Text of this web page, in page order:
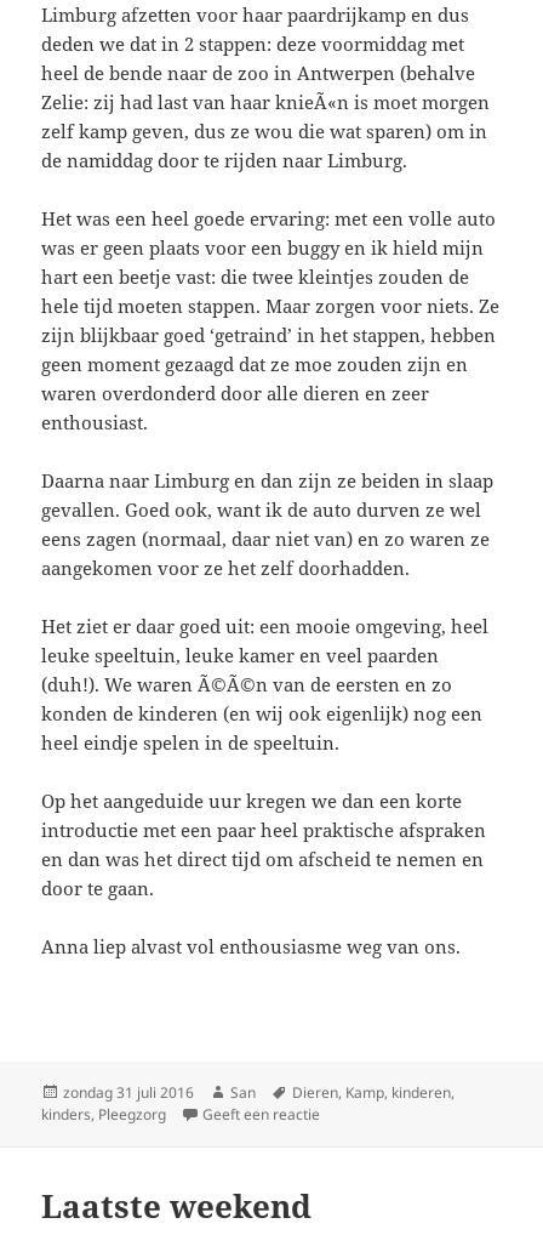
Limburg afzetten voor haar paardrijkamp en dus
deden we dat in 2 stappen: deze voormiddag met
heel de bende naar de zoo in Antwerpen (behalve
Zelie: zij had last van haar knieÃ«n is moet morgen
zelf kamp geven, dus ze wou die wat sparen) om in
de namiddag door te rijden naar Limburg.
Het was een heel goede ervaring: met een volle auto
was er geen plaats voor een buggy en ik hield mijn
hart een beetje vast: die twee kleintjes zouden de
hele tijd moeten stappen. Maar zorgen voor niets. Ze
zijn blijkbaar goed ‘getraind’ in het stappen, hebben
geen moment gezaagd dat ze moe zouden zijn en
waren overdonderd door alle dieren en zeer
enthousiast.
Daarna naar Limburg en dan zijn ze beiden in slaap
gevallen. Goed ook, want ik de auto durven ze wel
eens zagen (normaal, daar niet van) en zo waren ze
aangekomen voor ze het zelf doorhadden.
Het ziet er daar goed uit: een mooie omgeving, heel
leuke speeltuin, leuke kamer en veel paarden
(duh!). We waren Ã©Ã©n van de eersten en zo
konden de kinderen (en wij ook eigenlijk) nog een
heel eindje spelen in de speeltuin.
Op het aangeduide uur kregen we dan een korte
introductie met een paar heel praktische afspraken
en dan was het direct tijd om afscheid te nemen en
door te gaan.
Anna liep alvast vol enthousiasme weg van ons.
Geplaatst
op
zondag 31 juli 2016 Auteur
San Tags
Dieren, Kamp, kinderen,
kinders, Pleegzorg Geeft een reactie
Laatste weekend